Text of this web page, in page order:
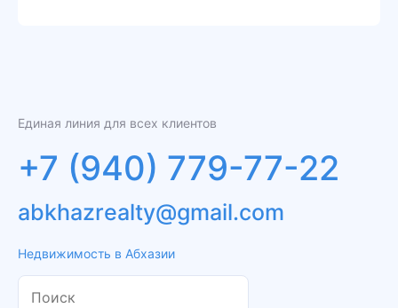
Единая линия для всех клиентов
+7 (940) 779-77-22
Недвижимость в Абхазии
abkhazrealty@gmail.com